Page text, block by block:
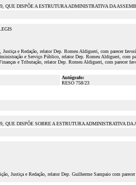
QUE DISPÕE A ESTRUTURA ADMINISTRATIVA DA
e Redação, relator Dep. Romeu Aldigueri, com parecer
e Serviço Público, relator Dep. Romeu Aldigueri, com
e Tributação, relator Dep. Romeu Aldigueri, com parecer
Autógrafo:
RESO 758/23
QUE DISPÕE SOBRE A ESTRUTURA ADMINISTRATIVA
Justiça e Redação, relator Dep. Guilherme Sampaio com parecer